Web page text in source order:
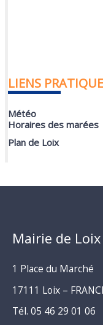
LIENS
Météo
Horaires des marées
Plan de Loix
Mairie de Loix
1 Place du Marché
17111 Loix –
Tél. 05 46 29 01 06